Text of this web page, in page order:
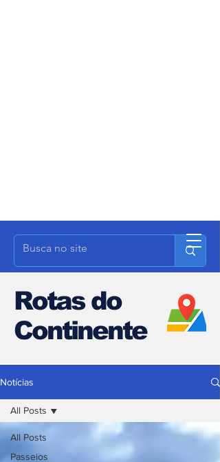
Rotas do
Continente
Notícias
All Posts
Passeios
All Posts